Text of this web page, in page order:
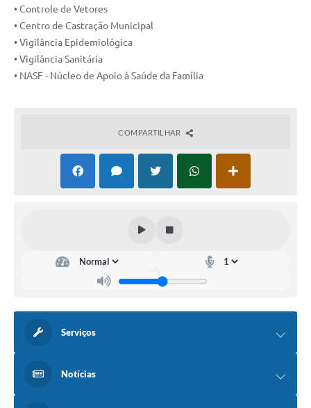
Transparência
Jornal
• Controle de Vetores
• Centro de Castração Municipal
• Vigilância Epidemiológica
• Vigilância Sanitária
• NASF - Núcleo de Apoio à Saúde da Família
COMPARTILHAR
Serviços
Notícias